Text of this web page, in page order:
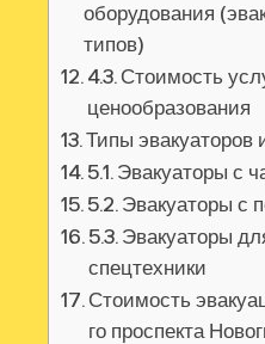
оборудования
типов)
4.3. Стоимость
ценообразования
Типы эвакуаторов
5.1. Эвакуаторы с
5.2. Эвакуаторы с
5.3. Эвакуаторы
спецтехники
Стоимость
го проспекта